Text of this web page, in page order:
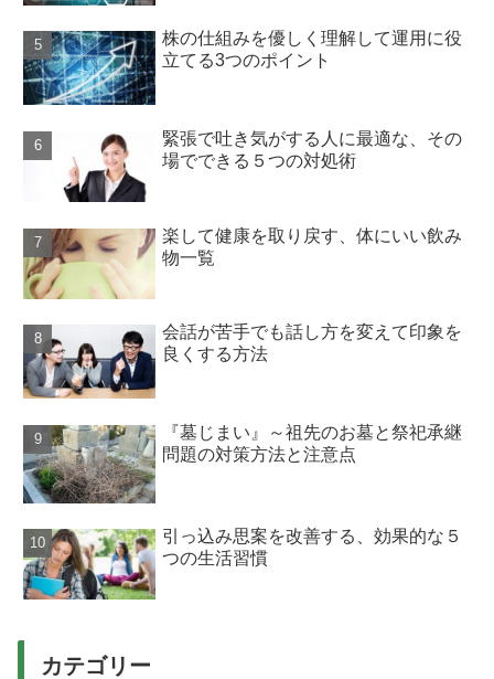
株の仕組みを優しく理解して運用に役
立てる3つのポイント
緊張で吐き気がする人に最適な、その
場でできる５つの対処術
楽して健康を取り戻す、体にいい飲み
物一覧
会話が苦手でも話し方を変えて印象を
良くする方法
『墓じまい』～祖先のお墓と祭祀承継
問題の対策方法と注意点
引っ込み思案を改善する、効果的な５
つの生活習慣
カテゴリー